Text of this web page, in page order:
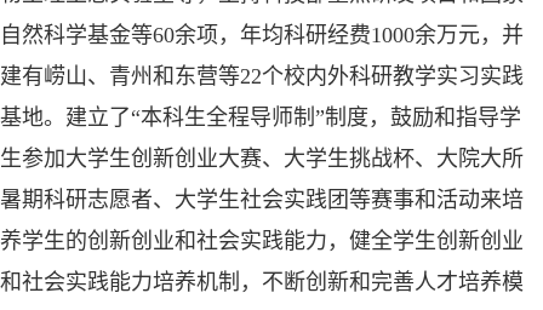
自然科学基金等60余项，年均科研经费1000余万元，并
建有崂山、青州和东营等22个校内外科研教学实习实践
基地。建立了“本科生全程导师制”制度，鼓励和指导学
生参加大学生创新创业大赛、大学生挑战杯、大院大所
暑期科研志愿者、大学生社会实践团等赛事和活动来培
养学生的创新创业和社会实践能力，健全学生创新创业
和社会实践能力培养机制，不断创新和完善人才培养模